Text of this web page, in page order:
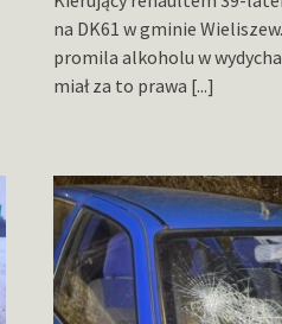
na DK61 w gminie
promila alkoholu w
miał za to prawa [...]